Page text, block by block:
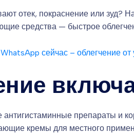
отек, покраснение или зуд?
средства — быстрое
сейчас – облегчение от
препараты и
кремы для местного